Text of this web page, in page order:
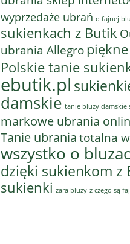
wyprzedaże ubrań o fajnej
sukienkach z Butik
ubrania Allegro
Polskie tanie
ebutik.pl
damskie tanie bluzy
markowe ubrania
Tanie ubrania totalna
wszystko o
dzięki sukienkom z
sukienki zara bluzy z czego są